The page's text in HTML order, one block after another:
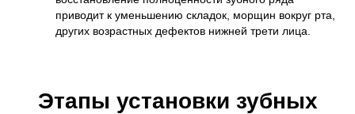
приводит к уменьшению складок, морщин вокруг рта,
других возрастных дефектов нижней трети лица.
Этапы установки зубных